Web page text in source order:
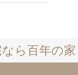
ら百年の家